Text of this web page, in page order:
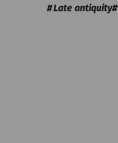
Late antiquity